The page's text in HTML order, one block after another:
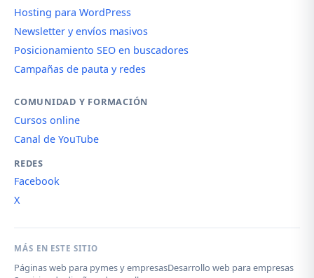
Hosting para WordPress
Newsletter y envíos masivos
Posicionamiento SEO en buscadores
Campañas de pauta y redes
COMUNIDAD Y FORMACIÓN
Cursos online
Canal de YouTube
REDES
Facebook
X
MÁS EN ESTE SITIO
Páginas web para pymes y empresasDesarrollo web para empresas